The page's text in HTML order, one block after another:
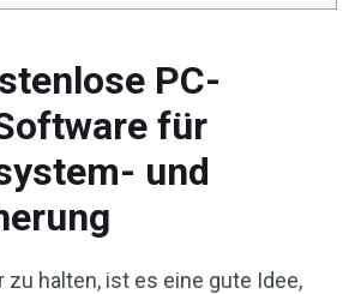
PC-
für
und
zu halten, ist es eine gute Idee,